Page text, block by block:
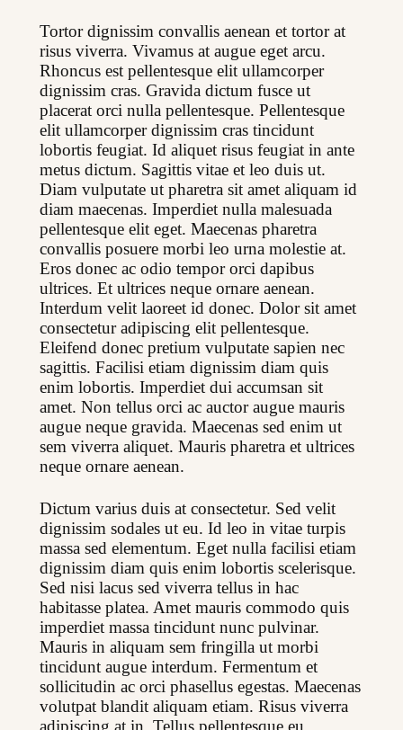
Tortor dignissim convallis aenean et tortor at
risus viverra. Vivamus at augue eget arcu.
Rhoncus est pellentesque elit ullamcorper
dignissim cras. Gravida dictum fusce ut
placerat orci nulla pellentesque. Pellentesque
elit ullamcorper dignissim cras tincidunt
lobortis feugiat. Id aliquet risus feugiat in ante
metus dictum. Sagittis vitae et leo duis ut.
Diam vulputate ut pharetra sit amet aliquam id
diam maecenas. Imperdiet nulla malesuada
pellentesque elit eget. Maecenas pharetra
convallis posuere morbi leo urna molestie at.
Eros donec ac odio tempor orci dapibus
ultrices. Et ultrices neque ornare aenean.
Interdum velit laoreet id donec. Dolor sit amet
consectetur adipiscing elit pellentesque.
Eleifend donec pretium vulputate sapien nec
sagittis. Facilisi etiam dignissim diam quis
enim lobortis. Imperdiet dui accumsan sit
amet. Non tellus orci ac auctor augue mauris
augue neque gravida. Maecenas sed enim ut
sem viverra aliquet. Mauris pharetra et ultrices
neque ornare aenean.
Dictum varius duis at consectetur. Sed velit
dignissim sodales ut eu. Id leo in vitae turpis
massa sed elementum. Eget nulla facilisi etiam
dignissim diam quis enim lobortis scelerisque.
Sed nisi lacus sed viverra tellus in hac
habitasse platea. Amet mauris commodo quis
imperdiet massa tincidunt nunc pulvinar.
Mauris in aliquam sem fringilla ut morbi
tincidunt augue interdum. Fermentum et
sollicitudin ac orci phasellus egestas. Maecenas
volutpat blandit aliquam etiam. Risus viverra
adipiscing at in. Tellus pellentesque eu